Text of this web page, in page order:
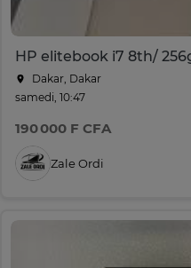
HP elitebook i7 8th/
Dakar, Dakar
samedi, 10:47
190 000 F CFA
Zale Ordi